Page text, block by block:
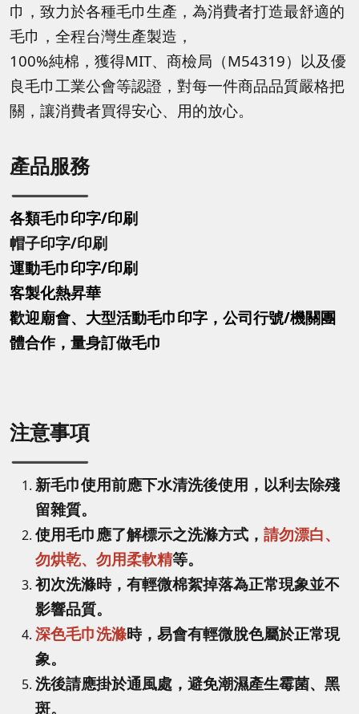
巾，致力於各種毛巾生產，為消費者打造最舒適的
毛巾，全程台灣生產製造，
100%純棉，獲得MIT、商檢局（M54319）以及優
良毛巾工業公會等認證，對每一件商品品質嚴格把
關，讓消費者買得安心、用的放心。
產品服務
各類毛巾印字/印刷
帽子印字/印刷
運動毛巾印字/印刷
客製化熱昇華
歡迎廟會、大型活動毛巾印字，公司行號/機關團
體合作，量身訂做毛巾
注意事項
新毛巾使用前應下水清洗後使用，以利去除殘
留雜質。
使用毛巾應了解標示之洗滌方式， 請勿漂白、
勿烘乾、勿用柔軟精等。
初次洗滌時，有輕微棉絮掉落為正常現象並不
影響品質。
深色毛巾洗滌時，易會有輕微脫色屬於正常現
象。
洗後請應掛於通風處，避免潮濕產生霉菌、黑
斑。